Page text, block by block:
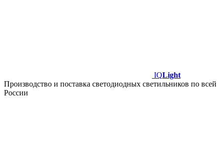
IQLight
Производство и поставка светодиодных светильников по всей
России